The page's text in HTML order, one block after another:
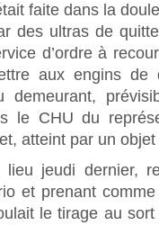
faite dans la
des ultras de
d’ordre à
aux engins de
demeurant,
le CHU du
atteint par un
jeudi dernier,
et prenant
le tirage au sort